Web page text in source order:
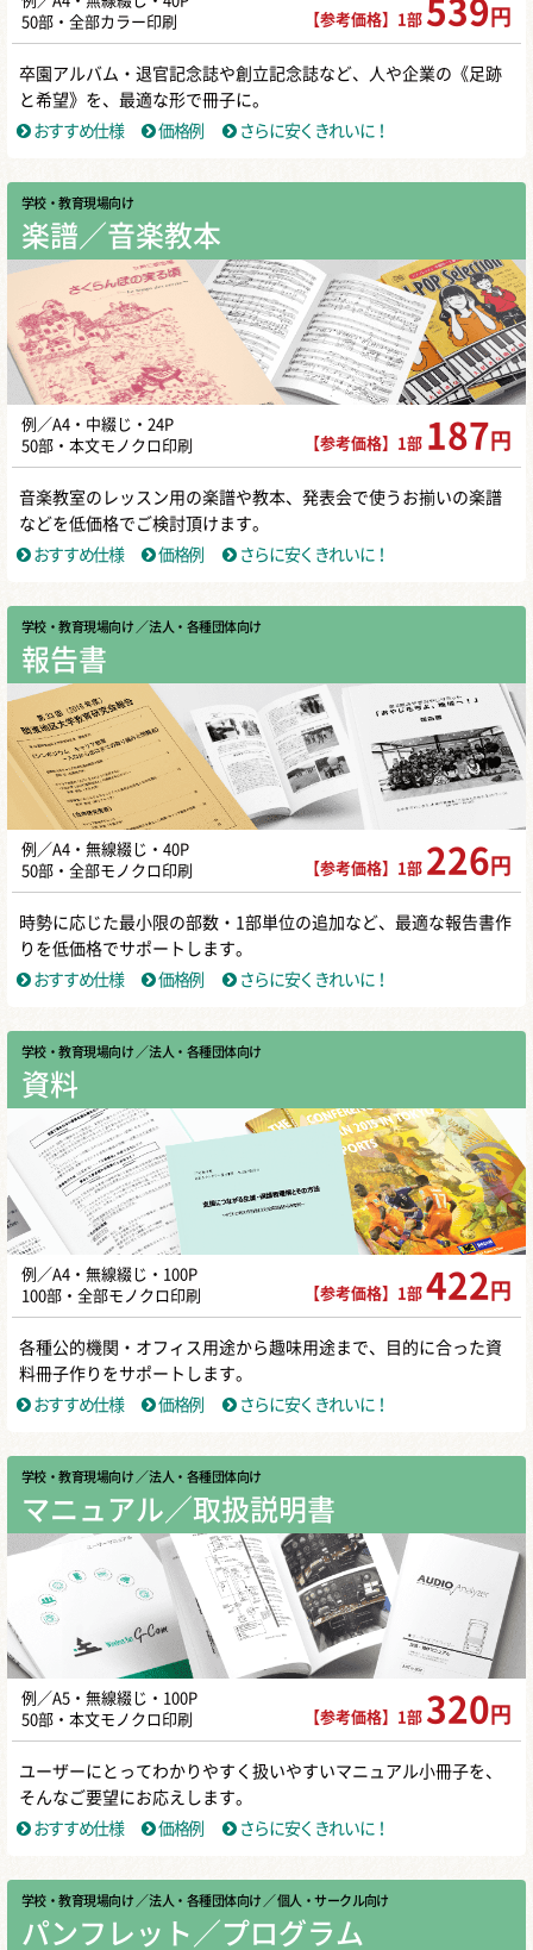
50部・全部カラー印刷
【参考価格】1部 539 円
卒園アルバム・退官記念誌や創立記念誌など、人や企業の《足跡
と希望》を、最適な形で冊子に。
おすすめ仕様
価格例 さらに安くきれいに！
学校・教育現場向け
楽譜／音楽教本
例／A4・中綴じ・24P
50部・本文モノクロ印刷
【参考価格】1部 187 円
音楽教室のレッスン用の楽譜や教本、発表会で使うお揃いの楽譜
などを低価格でご検討頂けます。
おすすめ仕様
価格例 さらに安くきれいに！
学校・教育現場向け ／ 法人・各種団体向け
報告書
例／A4・無線綴じ・40P
50部・全部モノクロ印刷
【参考価格】1部 226 円
時勢に応じた最小限の部数・1部単位の追加など、最適な報告書作
りを低価格でサポートします。
おすすめ仕様
価格例 さらに安くきれいに！
学校・教育現場向け ／ 法人・各種団体向け
資料
例／A4・無線綴じ・100P
100部・全部モノクロ印刷
【参考価格】1部 422 円
各種公的機関・オフィス用途から趣味用途まで、目的に合った資
料冊子作りをサポートします。
おすすめ仕様
価格例 さらに安くきれいに！
学校・教育現場向け ／ 法人・各種団体向け
マニュアル／取扱説明書
例／A5・無線綴じ・100P
50部・本文モノクロ印刷
【参考価格】1部 320 円
ユーザーにとってわかりやすく扱いやすいマニュアル小冊子を、
そんなご要望にお応えします。
おすすめ仕様
価格例 さらに安くきれいに！
学校・教育現場向け ／ 法人・各種団体向け ／ 個人・サークル向け
パンフレット／プログラム